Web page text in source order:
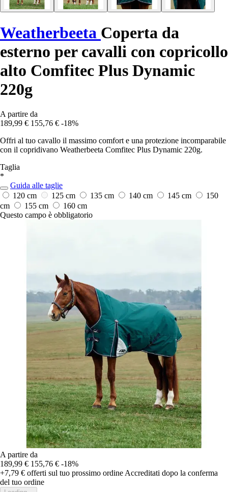
Weatherbeeta Coperta da
esterno per cavalli con copricollo
alto Comfitec Plus Dynamic
220g
A partire da
189,99 € 155,76 € -18%
Offri al tuo cavallo il massimo comfort e una protezione incomparabile
con il copridivano Weatherbeeta Comfitec Plus Dynamic 220g.
Taglia
*
Guida alle taglie
120 cm
125 cm 135 cm 140 cm 145 cm
150
cm
155 cm
160 cm
Questo campo è obbligatorio
A partire da
189,99 € 155,76 € -18%
+7,79 € offerti sul tuo prossimo ordine Accreditati dopo la conferma
del tuo ordine